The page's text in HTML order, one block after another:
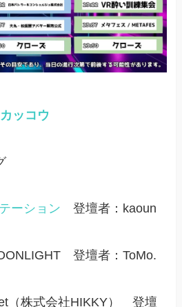
カッコウ
ーション 登壇者：kaoun
登壇者：ToMo.
（株式会社HIKKY） 登壇